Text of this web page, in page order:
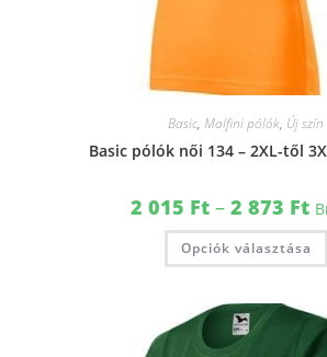
Basic, Malfini pólók, Új szín
Basic pólók női 134 – 2XL-től
2 015 Ft – 2 873 Ft
Opciók választása